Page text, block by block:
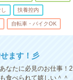
扶養控内
自転車・バイクOK
ます！彡
なたに必見のお仕事！2
食べられて嬉しい＾＾